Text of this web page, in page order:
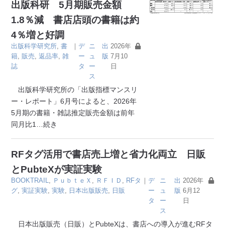
出版科研 5月期販売金額
1.8％減 書店店頭の書籍は約
4％増と好調
出版科学研究所,書
籍,販売,返品率,雑
誌
｜ デ
ー
タ
ニ
ュ
ー
ス
出
版
2026年
7月10
日
出版科学研究所の「出版指標マンスリ
ー・レポート」6月号によると、2026年
5月期の書籍・雑誌推定販売金額は前年
同月比1
…続き
RFタグ活用で書店売上増と省力化両立 日販
とPubteXが実証実験
BOOKTRAIL, ＰｕｂｔｅＸ , ＲＦＩＤ , RFタ
グ,実証実験,実験, 日本出版販売, 日販
｜ デ
ー
タ
ニ
ュ
ー
ス
出
版
2026年
6月12
日
日本出版販売（日販）とPubteXは、書店への導入が進むRFタ